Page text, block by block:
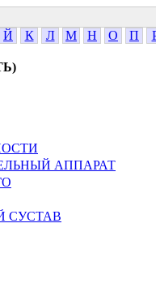
Й К Л М Н О П
АППАРАТ
СУСТАВ